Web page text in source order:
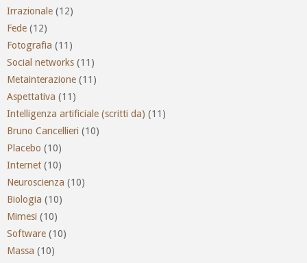
Irrazionale (12)
Fede (12)
Fotografia (11)
Social networks (11)
Metainterazione (11)
Aspettativa (11)
Intelligenza artificiale (scritti da) (11)
Bruno Cancellieri (10)
Placebo (10)
Internet (10)
Neuroscienza (10)
Biologia (10)
Mimesi (10)
Software (10)
Massa (10)